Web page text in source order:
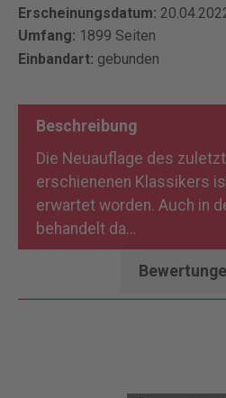
Erscheinungsdatum:
Umfang: 1899 Seiten
Einbandart: gebunden
Beschreibung
Die Neuauflage des
erschienenen Klassikers
erwartet worden. Auch in
behandelt da…